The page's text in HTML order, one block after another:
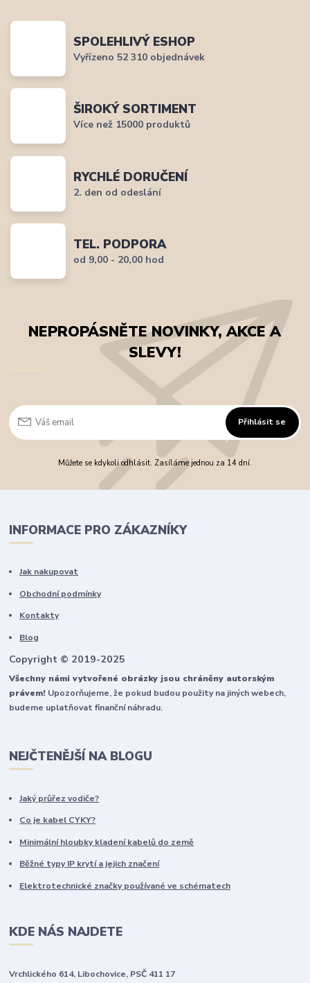
SPOLEHLIVÝ ESHOP
Vyřízeno 52 310 objednávek
ŠIROKÝ SORTIMENT
Více než 15000 produktů
RYCHLÉ DORUČENÍ
2. den od odeslání
TEL. PODPORA
od 9,00 - 20,00 hod
NEPROPÁSNĚTE NOVINKY, AKCE A
SLEVY!
Přihlásit se
Můžete se kdykoli odhlásit. Zasíláme jednou za 14 dní.
INFORMACE PRO ZÁKAZNÍKY
Jak nakupovat
Obchodní podmínky
Kontakty
Blog
Copyright © 2019-2025
Všechny námi vytvořené obrázky jsou chráněny autorským
právem! Upozorňujeme, že pokud budou použity na jiných webech,
budeme uplatňovat finanční náhradu.
NEJČTENĚJŠÍ NA BLOGU
Jaký průřez vodiče?
Co je kabel CYKY?
Minimální hloubky kladení kabelů do země
Běžné typy IP krytí a jejich značení
Elektrotechnické značky používané ve schématech
KDE NÁS NAJDETE
Vrchlického 614, Libochovice, PSČ 411 17